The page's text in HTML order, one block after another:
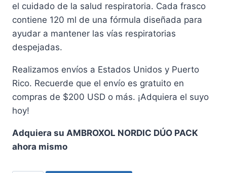
el cuidado de la salud respiratoria. Cada frasco
contiene 120 ml de una fórmula diseñada para
ayudar a mantener las vías respiratorias
despejadas.
Realizamos envíos a Estados Unidos y Puerto
Rico. Recuerde que el envío es gratuito en
compras de $200 USD o más. ¡Adquiera el suyo
hoy!
Adquiera su AMBROXOL NORDIC DÚO PACK
ahora mismo